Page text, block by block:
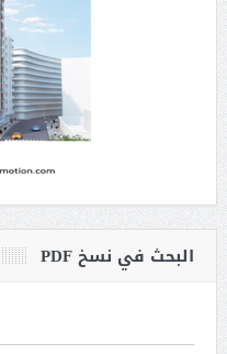
البحث في نسخ PDF